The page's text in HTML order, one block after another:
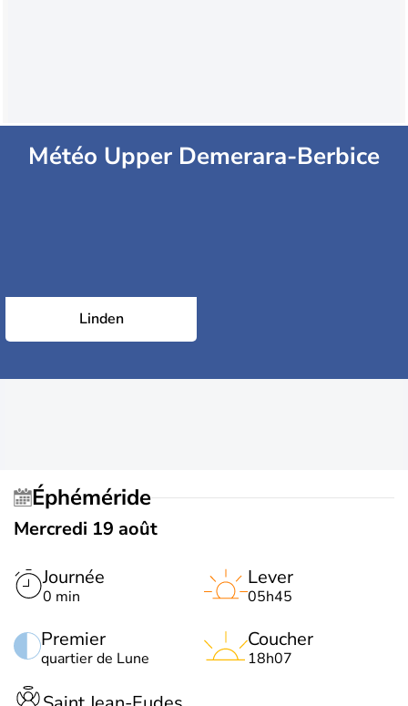
Météo Upper Demerara-Berbice
Linden
Éphéméride
Mercredi 19 août
Journée
0 min
Premier
quartier de Lune
Lever
05h45
Coucher
18h07